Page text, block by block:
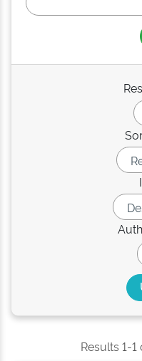
Results 1-